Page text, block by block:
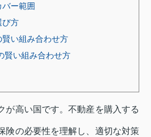
バー範囲
び方
賢い組み合わせ方
賢い組み合わせ方
が高い国です。不動産を購入する
険の必要性を理解し、適切な対策